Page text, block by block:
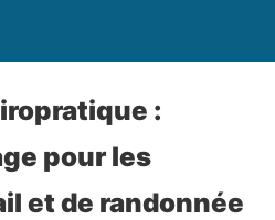
:
pour les
et de randonnée